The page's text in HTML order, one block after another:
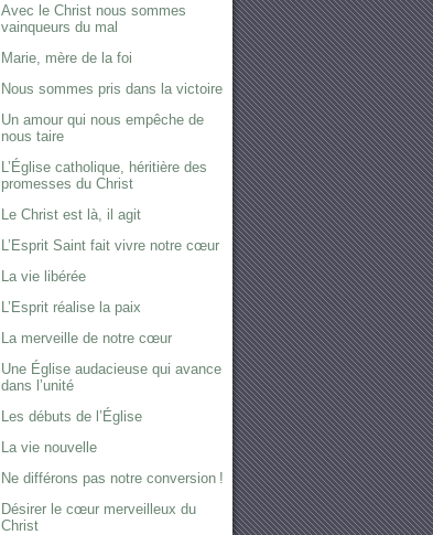
Avec le Christ nous sommes
vainqueurs du mal
Marie, mère de la foi
Nous sommes pris dans la victoire
Un amour qui nous empêche de
nous taire
L’Église catholique, héritière des
promesses du Christ
Le Christ est là, il agit
L’Esprit Saint fait vivre notre cœur
La vie libérée
L’Esprit réalise la paix
La merveille de notre cœur
Une Église audacieuse qui avance
dans l’unité
Les débuts de l’Église
La vie nouvelle
Ne différons pas notre conversion !
Désirer le cœur merveilleux du
Christ